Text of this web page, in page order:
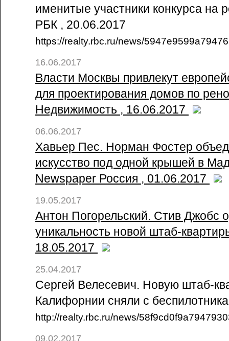
именитые участники конкурса на
РБК , 20.06.2017
https://realty.rbc.ru/news/
16.06.2017
Власти Москвы привлекут
для проектирования домов по
Недвижимость , 16.06.2017
06.06.2017
Хавьер Пес. Норман Фостер
искусство под одной крышей в
Newspaper Россия , 01.06.2017
19.05.2017
Антон Погорельский. Стив Джобс
уникальность новой штаб-
18.05.2017
25.04.2017
Сергей Велесевич. Новую штаб-
Калифорнии сняли с
http://realty.rbc.ru/news/
09.02.2017